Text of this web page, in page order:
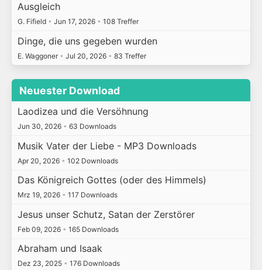
Ausgleich
G. Fifield • Jun 17, 2026 • 108 Treffer
Dinge, die uns gegeben wurden
E. Waggoner • Jul 20, 2026 • 83 Treffer
Neuester Download
Laodizea und die Versöhnung
Jun 30, 2026 • 63 Downloads
Musik Vater der Liebe - MP3 Downloads
Apr 20, 2026 • 102 Downloads
Das Königreich Gottes (oder des Himmels)
Mrz 19, 2026 • 117 Downloads
Jesus unser Schutz, Satan der Zerstörer
Feb 09, 2026 • 165 Downloads
Abraham und Isaak
Dez 23, 2025 • 176 Downloads